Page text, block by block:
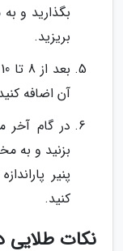
بگذارید و
بریزید.
آن اضافه
در گام
بزنید و به
پنیر
کنید.
نکات طلایی